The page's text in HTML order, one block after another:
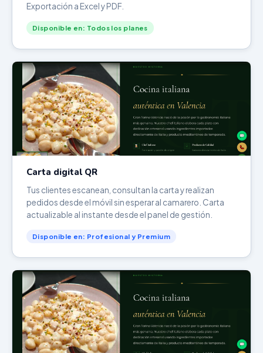
Exportación a Excel y PDF.
Disponible en: Todos los planes
Carta digital QR
Tus clientes escanean, consultan la carta y realizan
pedidos desde el móvil sin esperar al camarero. Carta
actualizable al instante desde el panel de gestión.
Disponible en: Profesional y Premium